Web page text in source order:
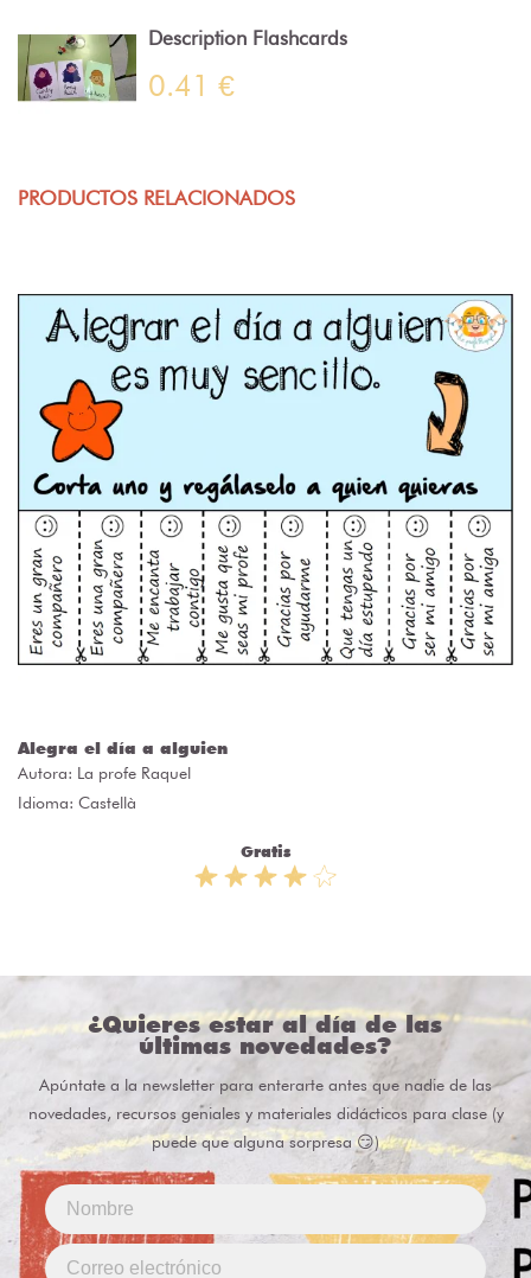
Description Flashcards
0.41 €
PRODUCTOS RELACIONADOS
Alegra el día a alguien
Autora: La profe Raquel
Idioma: Castellà
Gratis
¿Quieres estar al día de las
últimas novedades?
Apúntate a la newsletter para enterarte antes que nadie de las
novedades, recursos geniales y materiales didácticos para clase (y
puede que alguna sorpresa 😏)